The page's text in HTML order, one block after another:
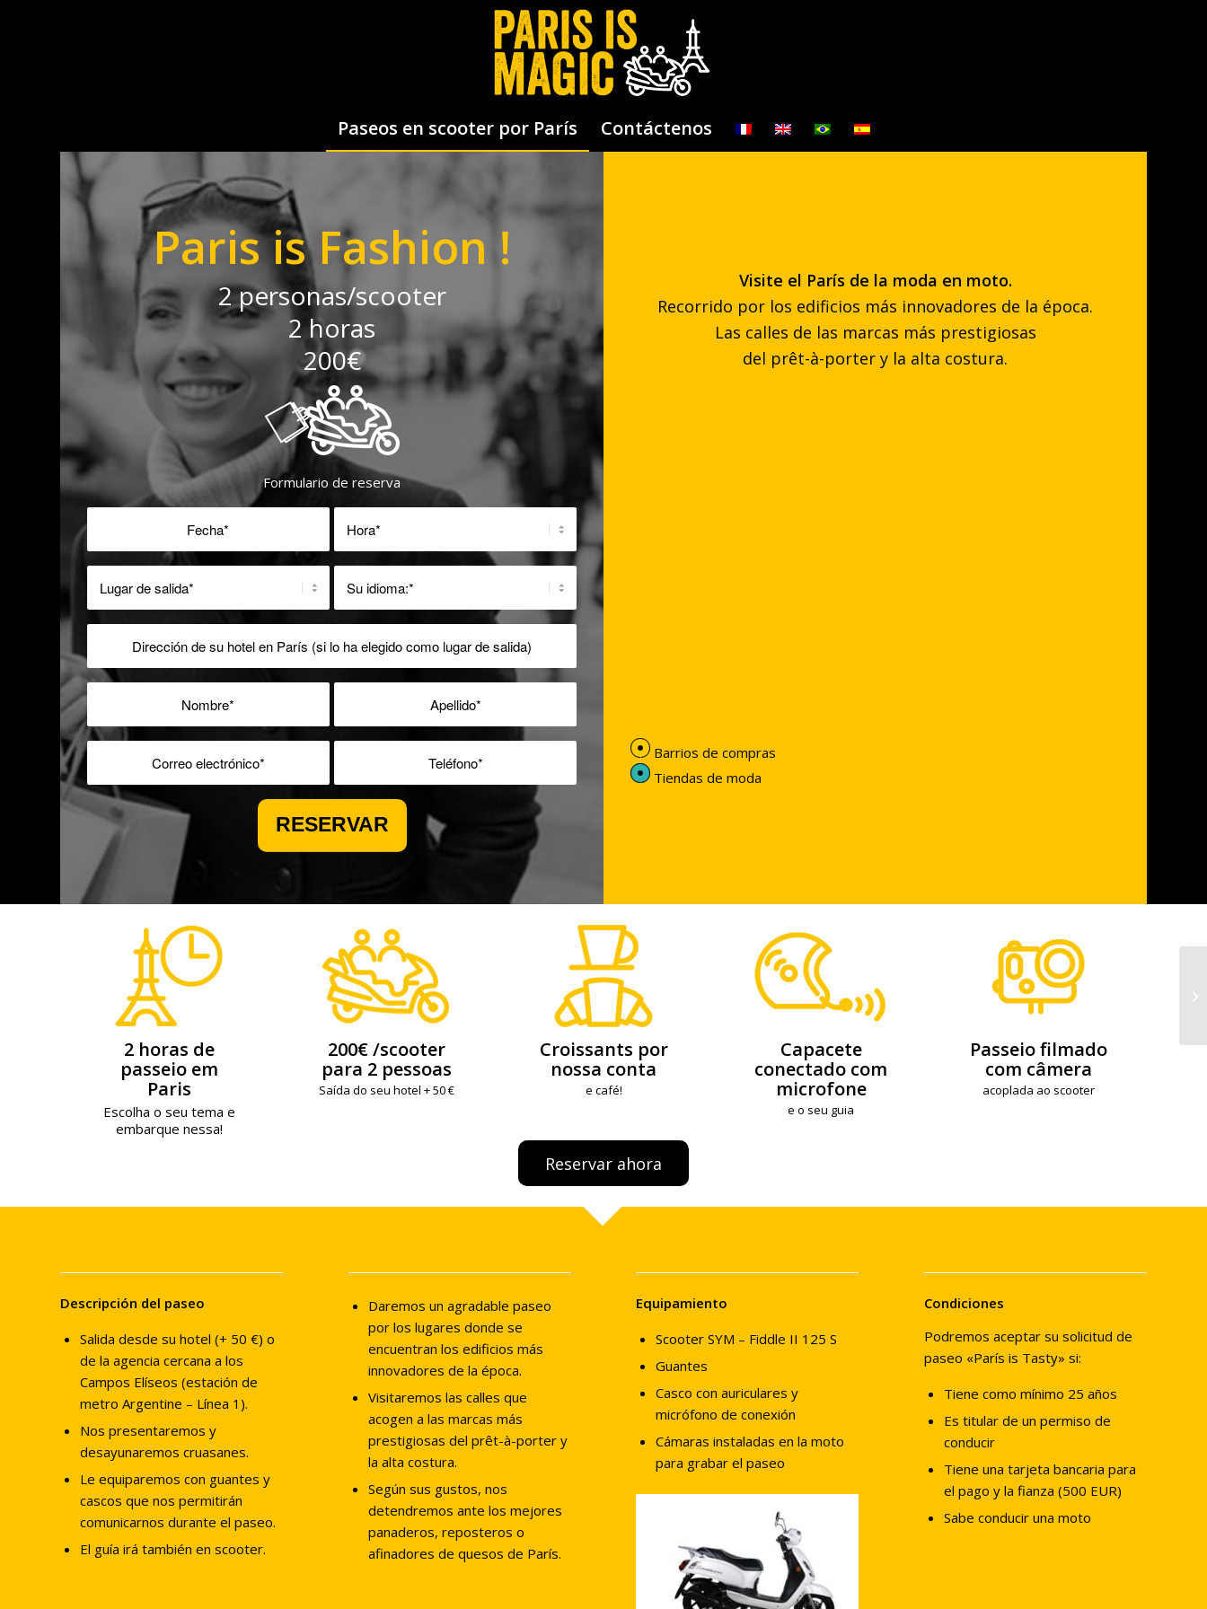
Paseos en scooter por París Contáctenos
Paris is Fashion !
2 personas/scooter
2 horas
200€
Formulario de reserva
Visite el París de la moda en moto.
Recorrido por los edificios más innovadores de la época.
Las calles de las marcas más prestigiosas
del prêt-à-porter y la alta costura.
Barrios de compras
Tiendas de moda
2 horas de
passeio em
Paris
Escolha o seu tema e
embarque nessa!
200€ /scooter
para 2 pessoas
Saída do seu hotel + 50 €
Croissants por
nossa conta
e café!
Capacete
conectado com
microfone
e o seu guia
Passeio filmado
com câmera
acoplada ao scooter
Reservar ahora
Descripción del paseo
Salida desde su hotel (+ 50 €) o
de la agencia cercana a los
Campos Elíseos (estación de
metro Argentine – Línea 1).
Nos presentaremos y
desayunaremos cruasanes.
Le equiparemos con guantes y
cascos que nos permitirán
comunicarnos durante el paseo.
El guía irá también en scooter.
Daremos un agradable paseo
por los lugares donde se
encuentran los edificios más
innovadores de la época.
Visitaremos las calles que
acogen a las marcas más
prestigiosas del prêt-à-porter y
la alta costura.
Según sus gustos, nos
detendremos ante los mejores
panaderos, reposteros o
afinadores de quesos de París.
Equipamiento
Scooter SYM – Fiddle II 125 S
Guantes
Casco con auriculares y
micrófono de conexión
Cámaras instaladas en la moto
para grabar el paseo
Condiciones
Podremos aceptar su solicitud de
paseo «París is Tasty» si:
Tiene como mínimo 25 años
Es titular de un permiso de
conducir
Tiene una tarjeta bancaria para
el pago y la fianza (500 EUR)
Sabe conducir una moto